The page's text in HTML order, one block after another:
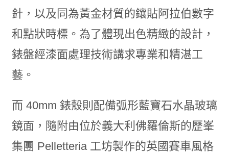
針，以及同為黃金材質的鑲貼阿拉伯數字
和點狀時標。為了體現出色精緻的設計，
錶盤經漆面處理技術講求專業和精湛工
藝。
而 40mm 錶殼則配備弧形藍寶石水晶玻璃
鏡面，隨附由位於義大利佛羅倫斯的歷峯
集團 Pelletteria 工坊製作的英國賽車風格